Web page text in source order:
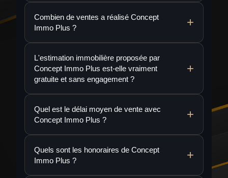
Combien de ventes a réalisé Concept
Immo Plus ?
L'estimation immobilière proposée par
Concept Immo Plus est-elle vraiment
gratuite et sans engagement ?
Quel est le délai moyen de vente avec
Concept Immo Plus ?
Quels sont les honoraires de Concept
Immo Plus ?